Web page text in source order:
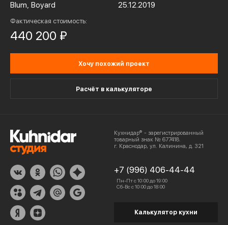
Blum, Boyard 25.12.2019
Фактическая стоимость:
440 200 ₽
Хочу похожий проект
Расчёт в калькуляторе
Кухнидар® - зарегистрированный
товарный знак № 677418.
г. Краснодар, ул. Калинина, д. 321
+7 (996) 406-44-44
Пн-Пт с 10:00 до 19:00
Сб-Вс с 10:00 до 18:00
Калькулятор кухни